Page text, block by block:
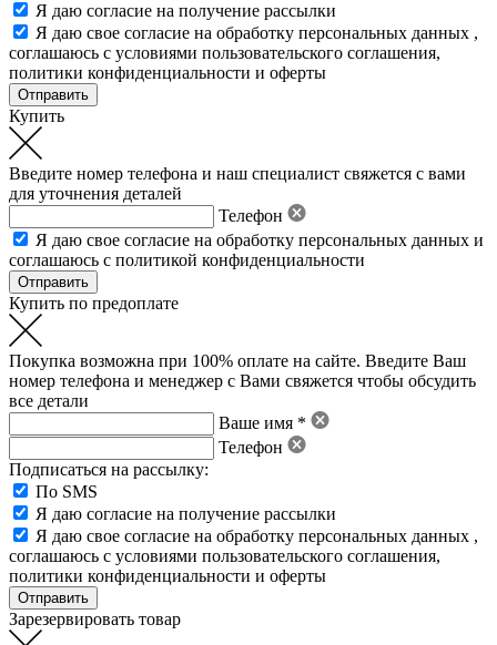
Я даю согласие на получение рассылки
Я даю свое согласие на обработку персональных данных ,
соглашаюсь с условиями пользовательского соглашения,
политики конфиденциальности и оферты
Купить
Введите номер телефона и наш специалист свяжется с вами
для уточнения деталей
Телефон
Я даю свое согласие на обработку персональных данных и
соглашаюсь с политикой конфиденциальности
Купить по предоплате
Покупка возможна при 100% оплате на сайте. Введите Ваш
номер телефона и менеджер с Вами свяжется чтобы обсудить
все детали
Ваше имя *
Телефон
Подписаться на рассылку:
По SMS
Я даю согласие на получение рассылки
Я даю свое согласие на обработку персональных данных ,
соглашаюсь с условиями пользовательского соглашения,
политики конфиденциальности и оферты
Зарезервировать товар